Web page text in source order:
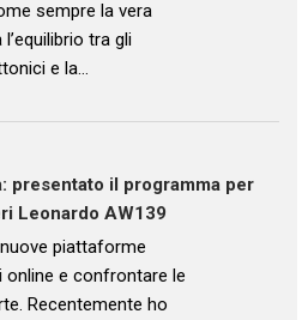
sempre la vera
tra gli
e la…
presentato il programma per
Leonardo AW139
piattaforme
online e confrontare le
Recentemente ho